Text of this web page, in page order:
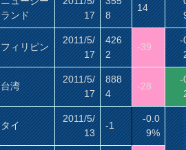
ランド
17
8
14
フィリピン
2011/5/
17
426
2
-39
-
台湾
2011/5/
17
888
4
-28
-
タイ
2011/5/
13
-1
-0.0
9%